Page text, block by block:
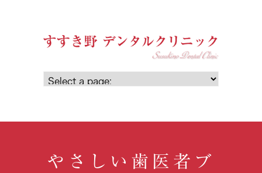
やさしい歯医者ブ